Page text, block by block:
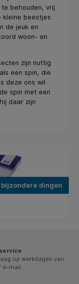
behouden, vrij
kleine beestjes
de jeuk en
woon- en
zijn nuttig
een spin, die
deze ons wil
spin met een
daar zijn
dingen
op werkdagen van
e-mail.